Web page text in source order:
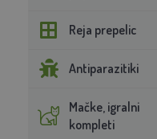
Reja prepelic
Antiparazitiki
Mačke, igralni
kompleti